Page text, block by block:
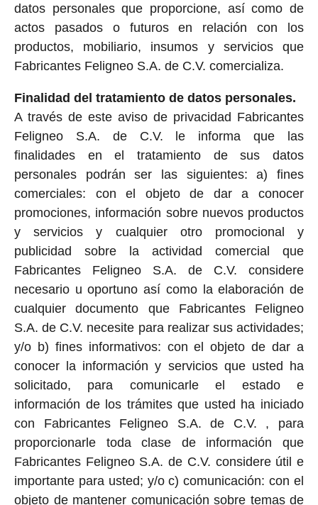
datos personales que proporcione, así como de
actos pasados o futuros en relación con los
productos, mobiliario, insumos y servicios que
Fabricantes Feligneo S.A. de C.V. comercializa.
Finalidad del tratamiento de datos personales.
A través de este aviso de privacidad Fabricantes
Feligneo S.A. de C.V. le informa que las
finalidades en el tratamiento de sus datos
personales podrán ser las siguientes: a) fines
comerciales: con el objeto de dar a conocer
promociones, información sobre nuevos productos
y servicios y cualquier otro promocional y
publicidad sobre la actividad comercial que
Fabricantes Feligneo S.A. de C.V. considere
necesario u oportuno así como la elaboración de
cualquier documento que Fabricantes Feligneo
S.A. de C.V. necesite para realizar sus actividades;
y/o b) fines informativos: con el objeto de dar a
conocer la información y servicios que usted ha
solicitado, para comunicarle el estado e
información de los trámites que usted ha iniciado
con Fabricantes Feligneo S.A. de C.V. , para
proporcionarle toda clase de información que
Fabricantes Feligneo S.A. de C.V. considere útil e
importante para usted; y/o c) comunicación: con el
objeto de mantener comunicación sobre temas de